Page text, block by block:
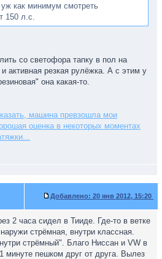
как минимум смотреть
150 л.с.
со светофора тапку в пол на
активная резкая рулёжка. А с этим у
она какая-то.
машина превзошла мои
оценка в некоторых моментах
Добавлено: 20 янв 2012, 15:20
2 часа сидел в Тииде. Где-то в ветке
стрёмная, внутри классная.
стрёмный". Благо Ниссан и VW в
минуте пешком друг от друга. Вылез